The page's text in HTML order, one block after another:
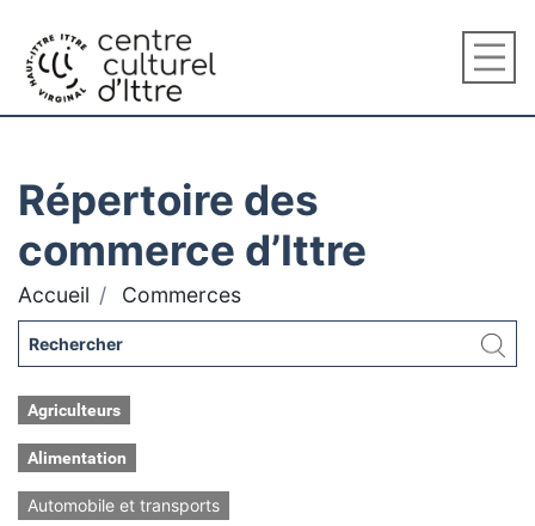
Répertoire des
commerce d’Ittre
Accueil Commerces
Agriculteurs
Alimentation
Automobile et transports